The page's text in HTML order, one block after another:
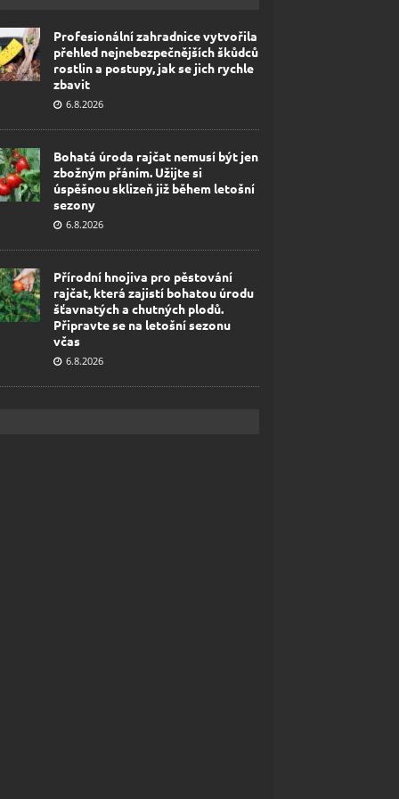
Profesionální zahradnice vytvořila
přehled nejnebezpečnějších škůdců
rostlin a postupy, jak se jich rychle
zbavit
6.8.2026
Bohatá úroda rajčat nemusí být jen
zbožným přáním. Užijte si
úspěšnou sklizeň již během letošní
sezony
6.8.2026
Přírodní hnojiva pro pěstování
rajčat, která zajistí bohatou úrodu
šťavnatých a chutných plodů.
Připravte se na letošní sezonu
včas
6.8.2026